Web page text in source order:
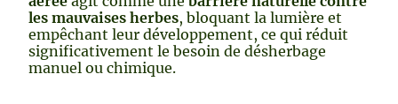
les mauvaises herbes, bloquant la lumière et
empêchant leur développement, ce qui réduit
significativement le besoin de désherbage
manuel ou chimique.